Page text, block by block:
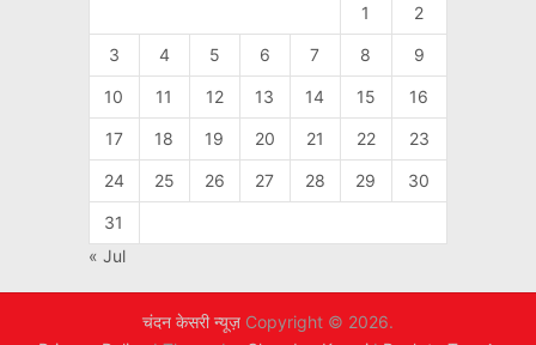
1 2
3 4 5 6 7 8 9
10 11 12 13 14 15 16
17 18 19 20 21 22 23
24 25 26 27 28 29 30
31
« Jul
चंदन केसरी न्यूज़Copyright © 2026.